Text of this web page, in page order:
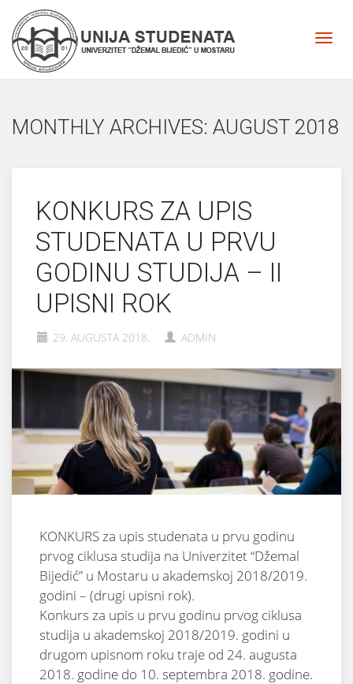
MONTHLY ARCHIVES: AUGUST 2018
KONKURS ZA UPIS
STUDENATA U PRVU
GODINU STUDIJA – II
UPISNI ROK
29. AUGUSTA 2018. ADMIN
KONKURS za upis studenata u prvu godinu
prvog ciklusa studija na Univerzitet “Džemal
Bijedić” u Mostaru u akademskoj 2018/2019.
godini – (drugi upisni rok).
Konkurs za upis u prvu godinu prvog ciklusa
studija u akademskoj 2018/2019. godini u
drugom upisnom roku traje od 24. augusta
2018. godine do 10. septembra 2018. godine.